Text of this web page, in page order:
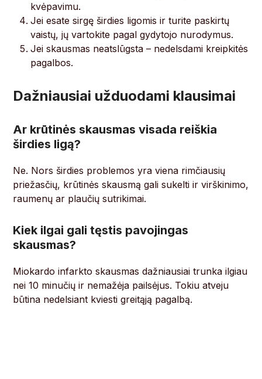
kvėpavimu.
Jei esate sirgę širdies ligomis ir turite paskirtų
vaistų, jų vartokite pagal gydytojo nurodymus.
Jei skausmas neatslūgsta – nedelsdami kreipkitės
pagalbos.
Dažniausiai užduodami klausimai
Ar krūtinės skausmas visada reiškia
širdies ligą?
Ne. Nors širdies problemos yra viena rimčiausių
priežasčių, krūtinės skausmą gali sukelti ir virškinimo,
raumenų ar plaučių sutrikimai.
Kiek ilgai gali tęstis pavojingas
skausmas?
Miokardo infarkto skausmas dažniausiai trunka ilgiau
nei 10 minučių ir nemažėja pailsėjus. Tokiu atveju
būtina nedelsiant kviesti greitąją pagalbą.